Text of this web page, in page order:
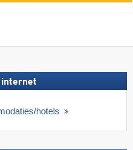
internet
hotels